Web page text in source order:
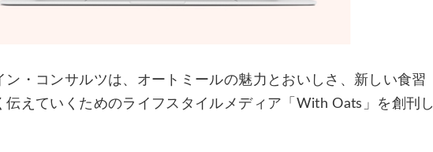
・コンサルツは、オートミールの魅力とおいしさ、新しい食習
えていくためのライフスタイルメディア「With Oats」を創刊し